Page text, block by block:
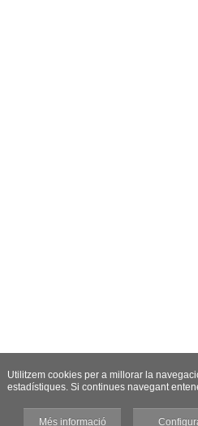
Utilitzem cookies per a millorar la
estadístiques. Si continues navegant
Més informació